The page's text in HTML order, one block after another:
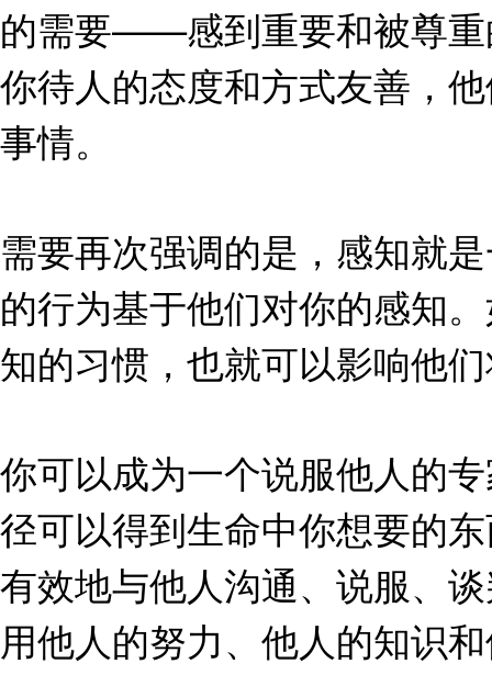
的需要——感到重要和被尊
你待人的态度和方式友善，
事情。
需要再次强调的是，感知就
的行为基于他们对你的感知
知的习惯，也就可以影响他
你可以成为一个说服他人的
径可以得到生命中你想要的
有效地与他人沟通、说服、
用他人的努力、他人的知识